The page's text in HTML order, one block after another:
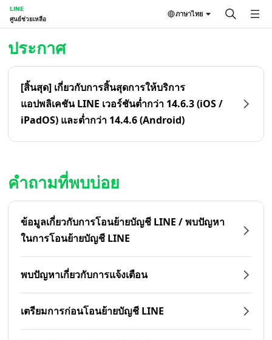
LINE
ศูนย์ช่วยเหลือ
ภาษาไทย
ประกาศ
[สิ้นสุด] เกี่ยวกับการสิ้นสุดการให้บริการ
แอปพลิเคชัน LINE เวอร์ชันต่ำกว่า 14.6.3 (iOS /
iPadOS) และต่ำกว่า 14.4.6 (Android)
คำถามที่พบบ่อย
ข้อมูลเกี่ยวกับการโอนย้ายบัญชี LINE / พบปัญหา
ในการโอนย้ายบัญชี LINE
พบปัญหาเกี่ยวกับการแจ้งเตือน
เตรียมการก่อนโอนย้ายบัญชี LINE